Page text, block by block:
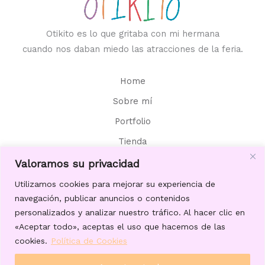
Valoramos su privacidad
Utilizamos cookies para mejorar su experiencia de
navegación, publicar anuncios o contenidos
personalizados y analizar nuestro tráfico. Al hacer clic en
«Aceptar todo», aceptas el uso que hacemos de las
cookies. Política de Cookies
Otikito es lo que gritaba con mi hermana
cuando nos daban miedo las atracciones de la feria.
Home
Sobre mí
Portfolio
Tienda
Contacto
Aviso Legal